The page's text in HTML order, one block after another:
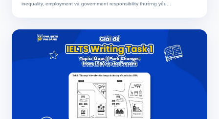
inequality, employment và government responsibility thường yêu...